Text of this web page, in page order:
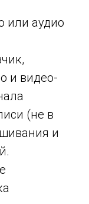
или аудио
и видео-
(не в
и